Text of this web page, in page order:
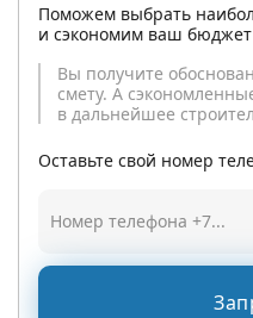
Поможем выбрать
и сэкономим ваш бюджет
Вы получите
смету. А
в дальнейшее
Оставьте свой номер